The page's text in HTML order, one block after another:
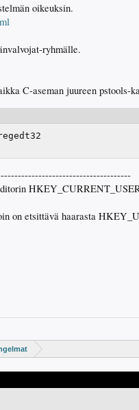
oikeuksin.
ryhmälle.
C-aseman juureen pstools-
on etsittävä haarasta